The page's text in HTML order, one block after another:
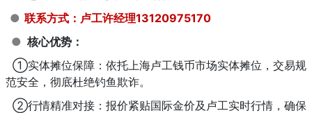
● 联系方式：卢工许经理13120975170
● 核心优势：
①实体摊位保障：依托上海卢工钱币市场实体摊位，交易规
范安全，彻底杜绝钓鱼欺诈。
②行情精准对接：报价紧贴国际金价及卢工实时行情，确保